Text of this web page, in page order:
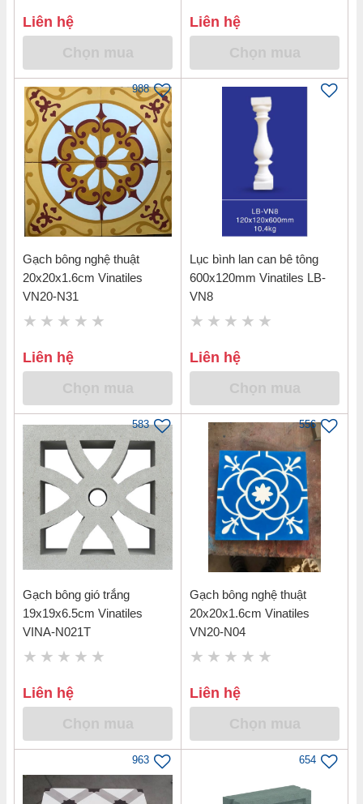
Liên hệ
Liên hệ
988
Gạch bông nghệ thuật
20x20x1.6cm Vinatiles
VN20-N31
Liên hệ
Lục bình lan can bê tông
600x120mm Vinatiles LB-
VN8
Liên hệ
583
Gạch bông gió trắng
19x19x6.5cm Vinatiles
VINA-N021T
Liên hệ
556
Gạch bông nghệ thuật
20x20x1.6cm Vinatiles
VN20-N04
Liên hệ
963 654